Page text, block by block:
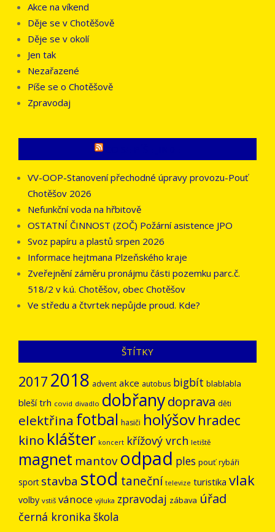
Akce na víkend
Děje se v Chotěšově
Děje se v okolí
Jen tak
Nezařazené
Píše se o Chotěšově
Zpravodaj
VV-OOP-Stanovení přechodné úpravy provozu-Pouť
Chotěšov 2026
Nefunkční voda na hřbitově
OSTATNÍ ČINNOST (ZOČ) Požární asistence JPO
Svoz papíru a plastů srpen 2026
Informace hejtmana Plzeňského kraje
Zveřejnění záměru pronájmu části pozemku parc.č.
518/2 v k.ú. Chotěšov, obec Chotěšov
Ve středu a čtvrtek nepůjde proud. Kde?
ŠTÍTKY
2017 2018 advent akce autobus bigbít blablabla
bleší trh covid divadlo dobřanydoprava děti
elektřina fotbal hasiči holýšov hradec
kino klášter koncert křížový vrch letiště
magnet mantov odpad ples pouť rybáři
sport stavba stod taneční televize turistika vlak
volby vstiš vánoce výluka zpravodaj zábava úřad
černá kronika škola